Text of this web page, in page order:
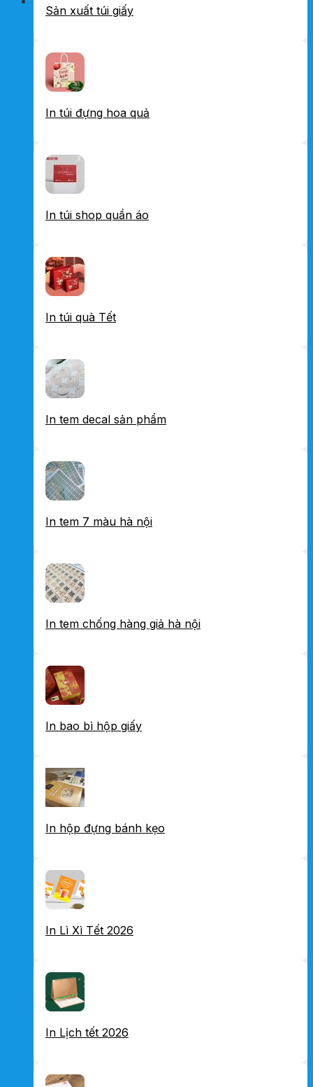
Sản xuất túi giấy
In túi đựng hoa quả
In túi shop quần áo
In túi quà Tết
In tem decal sản phẩm
In tem 7 màu hà nội
In tem chống hàng giả hà nội
In bao bì hộp giấy
In hộp đựng bánh kẹo
In Lì Xì Tết 2026
In Lịch tết 2026